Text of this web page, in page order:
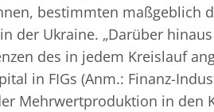
bestimmten maßgeblich
der Ukraine. „Darüber
des in jedem Kreislauf
in FIGs (Anm.: Finanz-
Mehrwertproduktion in den